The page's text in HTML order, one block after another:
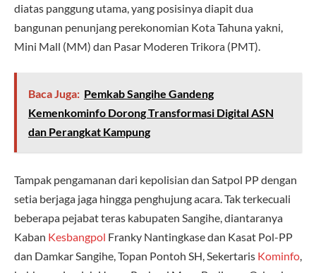
diatas panggung utama, yang posisinya diapit dua
bangunan penunjang perekonomian Kota Tahuna yakni,
Mini Mall (MM) dan Pasar Moderen Trikora (PMT).
Baca Juga: Pemkab Sangihe Gandeng
Kemenkominfo Dorong Transformasi Digital ASN
dan Perangkat Kampung
Tampak pengamanan dari kepolisian dan Satpol PP dengan
setia berjaga jaga hingga penghujung acara. Tak terkecuali
beberapa pejabat teras kabupaten Sangihe, diantaranya
Kaban Kesbangpol Franky Nantingkase dan Kasat Pol-PP
dan Damkar Sangihe, Topan Pontoh SH, Sekertaris Kominfo